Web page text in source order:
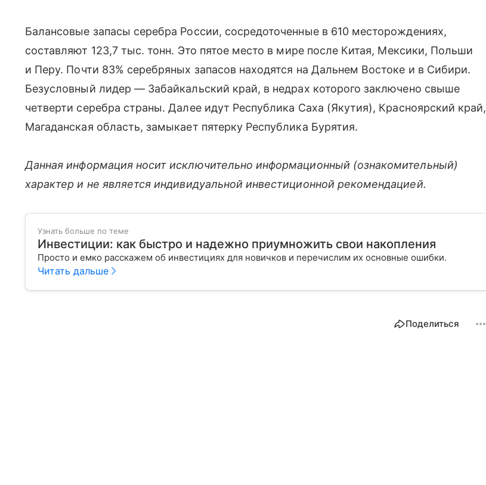
Балансовые запасы серебра России, сосредоточенные в 610 месторождениях,
составляют 123,7 тыс. тонн. Это пятое место в мире после Китая, Мексики, Польши
и Перу. Почти 83% серебряных запасов находятся на Дальнем Востоке и в Сибири.
Безусловный лидер — Забайкальский край, в недрах которого заключено свыше
четверти серебра страны. Далее идут Республика Саха (Якутия), Красноярский край,
Магаданская область, замыкает пятерку Республика Бурятия.
Данная информация носит исключительно информационный (ознакомительный)
характер и не является индивидуальной инвестиционной рекомендацией.
Узнать больше по теме
Инвестиции: как быстро и надежно приумножить свои накопления
Просто и емко расскажем об инвестициях для новичков и перечислим их основные ошибки.
Читать дальше
Поделиться